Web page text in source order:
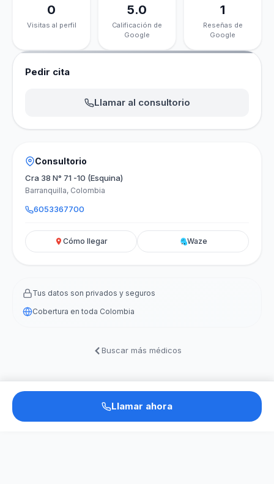
0
Visitas al perfil
5.0
Calificación de
Google
1
Reseñas de
Google
Pedir cita
Llamar al consultorio
Consultorio
Cra 38 N° 71 -10 (Esquina)
Barranquilla, Colombia
6053367700
Cómo llegar Waze
Tus datos son privados y seguros
Cobertura en toda Colombia
Buscar más médicos
Llamar ahora